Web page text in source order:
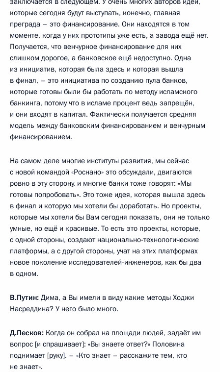
которые сегодня будут выступать, конечно, главная
преграда – это финансирование. Они находятся в том
моменте, когда у них прототипы уже есть, а завода ещё нет.
Получается, что венчурное финансирование для них
слишком дорогое, а банковское ещё недоступно. Одна
из инициатив, которая была здесь и которая вышла
в финал, – это инициатива по созданию пула банков,
которые готовы были бы работать по методу исламского
банкинга, потому что в исламе процент ведь запрещён,
и они входят в капитал. Фактически получается средняя
модель между банковским финансированием и венчурным
финансированием.
На самом деле многие институты развития, мы сейчас
с новой командой «Роснано» это обсуждали, двигаются
ровно в эту сторону, и многие банки тоже говорят: «Мы
готовы попробовать». Это тоже идея, которая вышла здесь
в финал и которую мы хотели бы доработать. Но проекты,
которые мы хотели бы Вам сегодня показать, они не только
умные, но ещё и красивые. То есть это проекты, которые,
с одной стороны, создают национально-технологические
платформы, а с другой стороны, учат на этих платформах
новое поколение исследователей-инженеров, как бы два
в одном.
В.Путин: Дима, а Вы имели в виду какие методы Ходжи
Насреддина? У него было много.
Д.Песков: Когда он собрал на площади людей, задаёт им
вопрос [и спрашивает]: «Вы знаете ответ?» Половина
поднимает [руку]. – «Кто знает – расскажите тем, кто
не знает».